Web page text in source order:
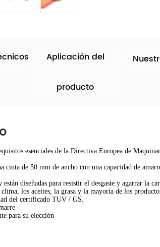
Aplicación del
producto
esenciales de la Directiva Europea de
de 50 mm de ancho con una capacidad de
diseñadas para resistir el desgaste y agarrar la
los aceites, la grasa y la mayoría de los
del certificado TUV / GS.
para su elección